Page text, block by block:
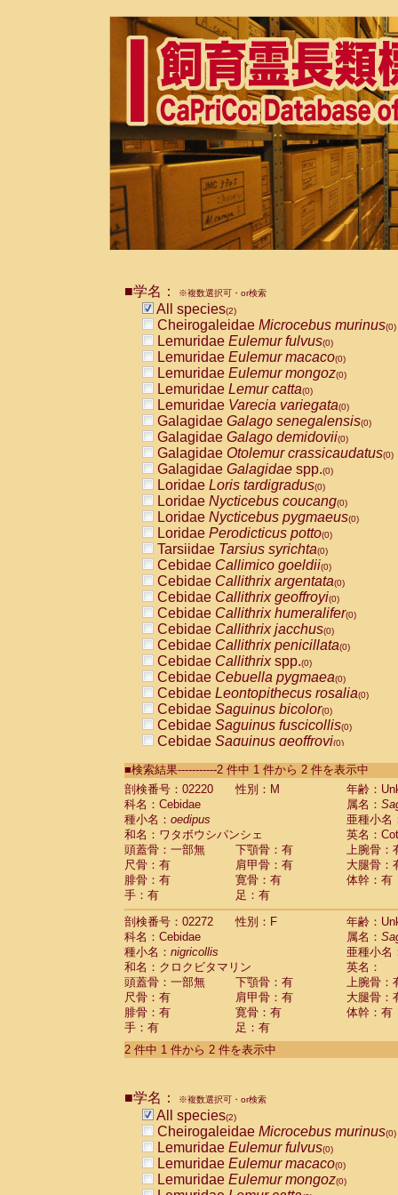
■学名： ※複数選択可・or検索
All species(2)
Cheirogaleidae Microcebus murinus(0)
Lemuridae Eulemur fulvus(0)
Lemuridae Eulemur macaco(0)
Lemuridae Eulemur mongoz(0)
Lemuridae Lemur catta(0)
Lemuridae Varecia variegata(0)
Galagidae Galago senegalensis(0)
Galagidae Galago demidovii(0)
Galagidae Otolemur crassicaudatus(0)
Galagidae Galagidae spp.(0)
Loridae Loris tardigradus(0)
Loridae Nycticebus coucang(0)
Loridae Nycticebus pygmaeus(0)
Loridae Perodicticus potto(0)
Tarsiidae Tarsius syrichta(0)
Cebidae Callimico goeldii(0)
Cebidae Callithrix argentata(0)
Cebidae Callithrix geoffroyi(0)
Cebidae Callithrix humeralifer(0)
Cebidae Callithrix jacchus(0)
Cebidae Callithrix penicillata(0)
Cebidae Callithrixspp.(0)
Cebidae Cebuella pygmaea(0)
Cebidae Leontopithecus rosalia(0)
Cebidae Saguinus bicolor(0)
Cebidae Saguinus fuscicollis(0)
Cebidae Saguinus geoffroyi(0)
CebidaeSaguinus labiatus(0)
Cebidae Saguinus leucopus (0)
Cebidae
Cebidae
CebidaeSaguinus nigricollis (1)
Cebidae Saguinus oedipus
Cebidae Saguinus weddelli
Cebidae Saguinusspp.
Cebidae Aotus trivirgatus
Cebidae Cebus albifrons
Cebidae
CebidaeCebus capucinus
CebidaeCebus nigrivittatus
Cebidae Cebusspp.(0)
Cebidae Saimiri boliviensis
Cebidae Saimiri sciureus
Atelidae Alouatta caraya
AtelidaeAlouatta fusca
AtelidaeAlouatta seniculus
AtelidaeAteles belzebuth
AtelidaeAteles geoffroyi
AtelidaeAteles paniscus(0)
AtelidaeAtelesspp. (0)
AtelidaeLagothrix lagothricha
AtelidaeLagothrix lagothricha cana
PitheciidaeCacajao calvus
■検索結果-----------2 件中 1 件から 2 件を表示中
剖検番号：02220
性別：M
年齢：
科名：Cebidae
属名：
種小名： oedipus
亜種小名
和名：ワタボウシパンシェ
英名：
頭蓋骨：一部無
下顎骨：有
上腕骨：
尺骨：有
肩甲骨：有
大腿骨：
腓骨：有
寛骨：有
体幹：有
手：有
足：有
剖検番号：02272
性別：F
年齢：
科名：Cebidae
属名：
種小名： nigricollis
亜種小名
和名：クロクビタマリン
英名：
頭蓋骨：一部無
下顎骨：有
上腕骨：
尺骨：有
肩甲骨：有
大腿骨：
腓骨：有
寛骨：有
体幹：有
手：有
足：有
2 件中 1 件から 2 件を表示中
■学名： ※複数選択可・or検索
All species(2)
Cheirogaleidae Microcebus murinus(0)
Lemuridae Eulemur fulvus(0)
Lemuridae Eulemur macaco(0)
Lemuridae Eulemur mongoz(0)